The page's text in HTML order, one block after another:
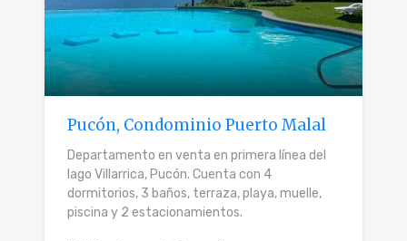
Pucón, Condominio Puerto Malal
Departamento en venta en primera línea del
lago Villarrica, Pucón. Cuenta con 4
dormitorios, 3 baños, terraza, playa, muelle,
piscina y 2 estacionamientos.